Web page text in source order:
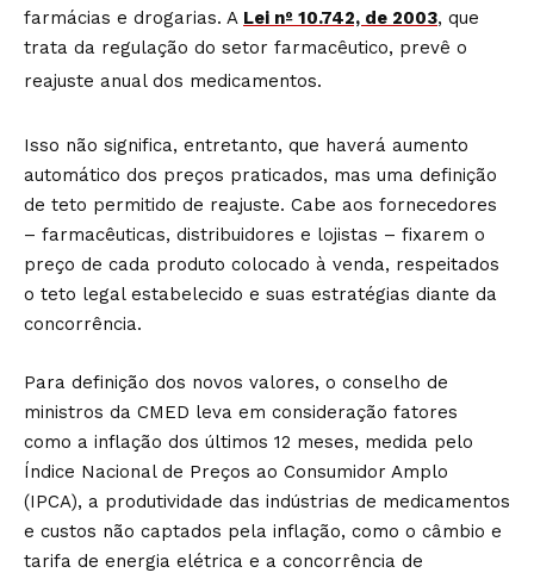
farmácias e drogarias. A Lei nº 10.742, de 2003, que
trata da regulação do setor farmacêutico, prevê o
reajuste anual dos medicamentos.
Isso não significa, entretanto, que haverá aumento
automático dos preços praticados, mas uma definição
de teto permitido de reajuste. Cabe aos fornecedores
– farmacêuticas, distribuidores e lojistas – fixarem o
preço de cada produto colocado à venda, respeitados
o teto legal estabelecido e suas estratégias diante da
concorrência.
Para definição dos novos valores, o conselho de
ministros da CMED leva em consideração fatores
como a inflação dos últimos 12 meses, medida pelo
Índice Nacional de Preços ao Consumidor Amplo
(IPCA), a produtividade das indústrias de medicamentos
e custos não captados pela inflação, como o câmbio e
tarifa de energia elétrica e a concorrência de